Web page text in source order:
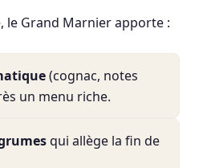
le Grand Marnier apporte :
(cognac, notes
un menu riche.
qui allège la fin de